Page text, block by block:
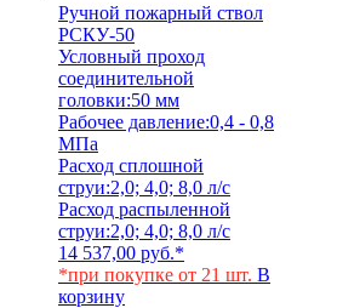
Ручной пожарный ствол
РСКУ-50
Условный проход
соединительной
головки:50 мм
Рабочее давление:0,4 - 0,8
МПа
Расход сплошной
струи:2,0; 4,0; 8,0 л/с
Расход распыленной
струи:2,0; 4,0; 8,0 л/с
14 537,00 руб.*
*при покупке от 21 шт. В
корзину